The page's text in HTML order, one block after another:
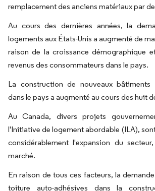
remplacement des anciens matériaux par
Au cours des dernières années, la
logements aux États-Unis a augmenté de
raison de la croissance démographique
revenus des consommateurs dans le pays.
La construction de nouveaux bâtiments
dans le pays a augmenté au cours des huit
Au Canada, divers projets
l'Initiative de logement abordable (ILA),
considérablement l'expansion du
marché.
En raison de tous ces facteurs, la
toiture auto-adhésives dans la